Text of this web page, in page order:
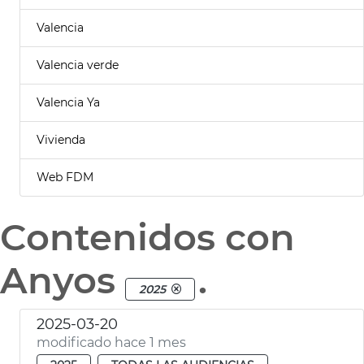
Valencia
Valencia verde
Valencia Ya
Vivienda
Web FDM
Contenidos con
Anyos
2025 .
2025-03-20
modificado hace 1 mes